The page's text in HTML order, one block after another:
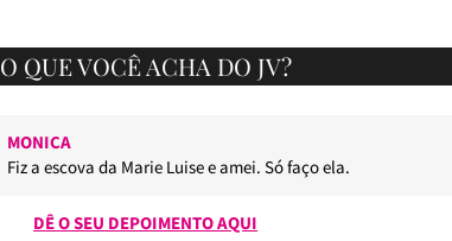
O QUE VOCÊ ACHA DO JV?
MONICA
Fiz a escova da Marie Luise e amei. Só faço ela.
DÊ O SEU DEPOIMENTO AQUI